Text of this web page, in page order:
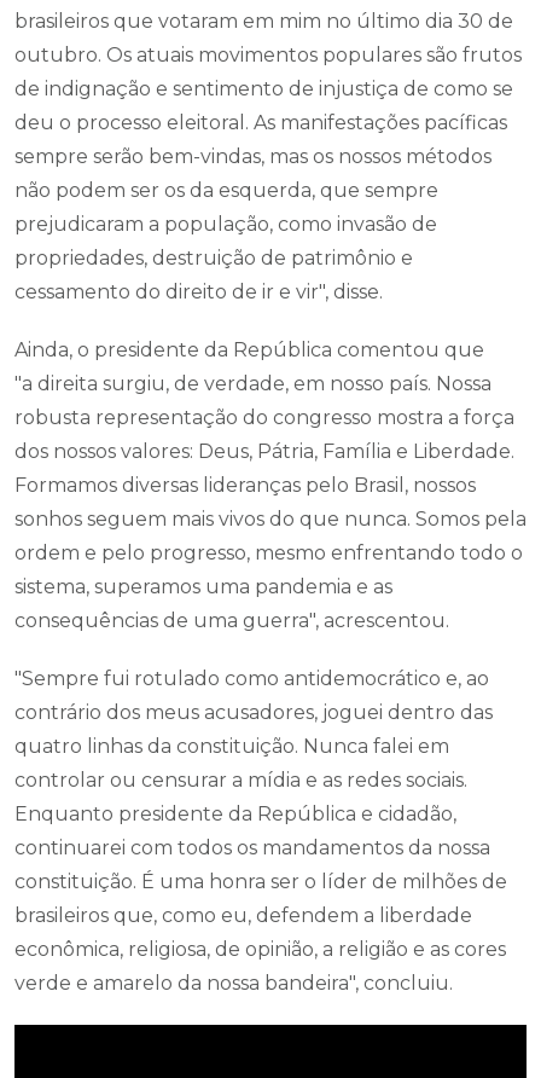
brasileiros que votaram em mim no último dia 30 de
outubro. Os atuais movimentos populares são frutos
de indignação e sentimento de injustiça de como se
deu o processo eleitoral. As manifestações pacíficas
sempre serão bem-vindas, mas os nossos métodos
não podem ser os da esquerda, que sempre
prejudicaram a população, como invasão de
propriedades, destruição de patrimônio e
cessamento do direito de ir e vir", disse.
Ainda, o presidente da República comentou que
"a direita surgiu, de verdade, em nosso país. Nossa
robusta representação do congresso mostra a força
dos nossos valores: Deus, Pátria, Família e Liberdade.
Formamos diversas lideranças pelo Brasil, nossos
sonhos seguem mais vivos do que nunca. Somos pela
ordem e pelo progresso, mesmo enfrentando todo o
sistema, superamos uma pandemia e as
consequências de uma guerra", acrescentou.
"Sempre fui rotulado como antidemocrático e, ao
contrário dos meus acusadores, joguei dentro das
quatro linhas da constituição. Nunca falei em
controlar ou censurar a mídia e as redes sociais.
Enquanto presidente da República e cidadão,
continuarei com todos os mandamentos da nossa
constituição. É uma honra ser o líder de milhões de
brasileiros que, como eu, defendem a liberdade
econômica, religiosa, de opinião, a religião e as cores
verde e amarelo da nossa bandeira", concluiu.